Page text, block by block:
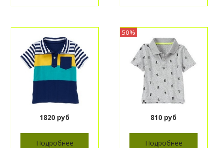
1820 руб
Подробнее
50%
810 руб
Подробнее